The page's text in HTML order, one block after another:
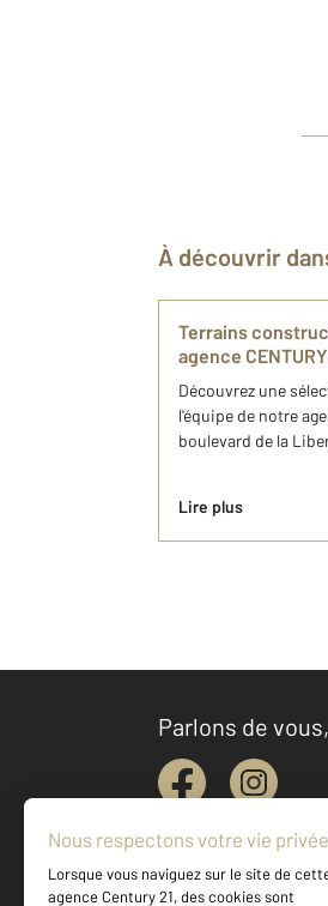
À découvrir
Terrains
agence
Découvrez une
l'équipe de notre
boulevard de la
Lire plus
Parlons de